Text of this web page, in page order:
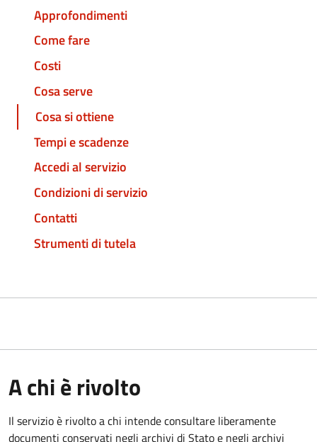
Approfondimenti
Come fare
Costi
Cosa serve
Cosa si ottiene
Tempi e scadenze
Accedi al servizio
Condizioni di servizio
Contatti
Strumenti di tutela
A chi è rivolto
Il servizio è rivolto a chi intende consultare liberamente
documenti conservati negli archivi di Stato e negli archivi